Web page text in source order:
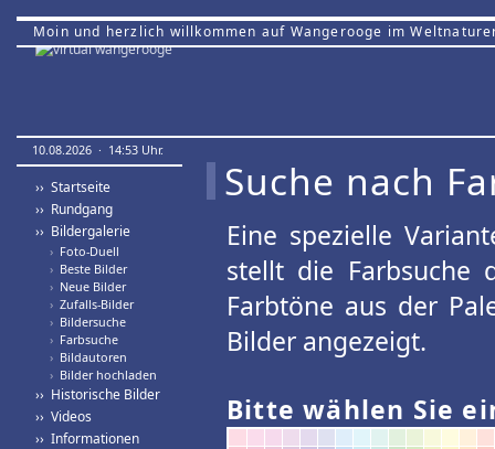
Moin und herzlich willkommen auf Wangerooge im
10.08.2026 · 14:53 Uhr.
›› Startseite
›› Rundgang
›› Bildergalerie
› Foto-Duell
› Beste Bilder
› Neue Bilder
› Zufalls-Bilder
› Bildersuche
› Farbsuche
› Bildautoren
› Bilder hochladen
›› Historische Bilder
›› Videos
›› Informationen
Suche nach
Eine spezielle
stellt die Farbsuche
Farbtöne aus der
Bilder angezeigt.
Bitte wählen Sie